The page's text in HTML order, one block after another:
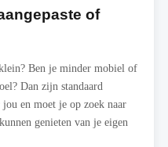
of
Ben je minder mobiel of
Dan zijn standaard
en moet je op zoek naar
genieten van je eigen